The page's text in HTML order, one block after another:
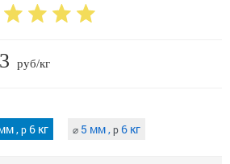
руб/кг
,p6 кг ⌀ 5 мм ,p 6 кг